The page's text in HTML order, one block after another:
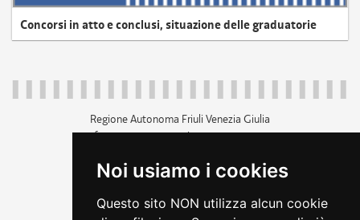
Noi usiamo i cookies
Questo sito NON utilizza alcun cookie
Concorsi in atto e conclusi, situazione delle graduatorie
Regione Autonoma Friuli Venezia Giulia
c.f. 80014930327; p.iva 00526040324
+39 040 3771111